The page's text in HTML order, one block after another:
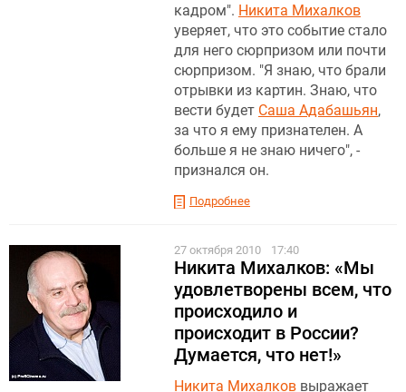
кадром". Никита Михалков
уверяет, что это событие стало
для него сюрпризом или почти
сюрпризом. "Я знаю, что брали
отрывки из картин. Знаю, что
вести будет Саша Адабашьян,
за что я ему признателен. А
больше я не знаю ничего", -
признался он.
Подробнее
27 октября 2010 17:40
Никита Михалков: «Мы
удовлетворены всем, что
происходило и
происходит в России?
Думается, что нет!»
Никита Михалков выражает